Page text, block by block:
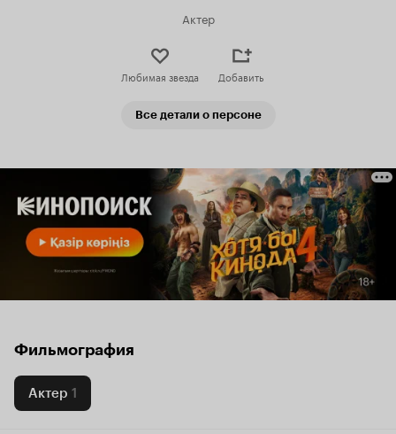
Актер
Любимая звезда Добавить
Все детали о персоне
Фильмография
Актер 1